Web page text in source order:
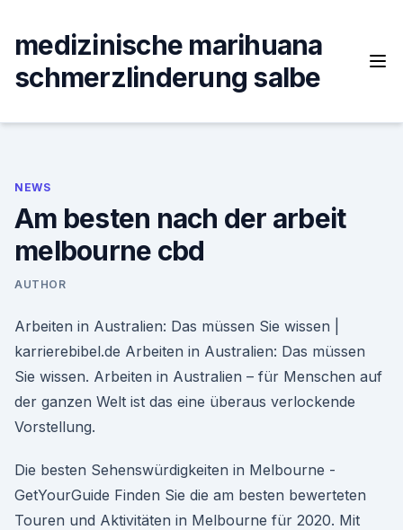
content
medizinische marihuana
schmerzlinderung salbe
NEWS
Am besten nach der arbeit
melbourne cbd
AUTHOR
Arbeiten in Australien: Das müssen Sie wissen |
karrierebibel.de Arbeiten in Australien: Das müssen
Sie wissen. Arbeiten in Australien – für Menschen auf
der ganzen Welt ist das eine überaus verlockende
Vorstellung.
Die besten Sehenswürdigkeiten in Melbourne -
GetYourGuide Finden Sie die am besten bewerteten
Touren und Aktivitäten in Melbourne für 2020. Mit